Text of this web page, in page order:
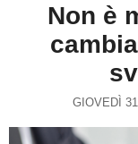
Non è
GIOVEDÌ